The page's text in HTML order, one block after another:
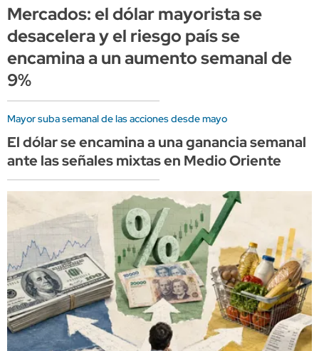
Mercados: el dólar mayorista se
desacelera y el riesgo país se
encamina a un aumento semanal de
9%
Mayor suba semanal de las acciones desde mayo
El dólar se encamina a una ganancia semanal
ante las señales mixtas en Medio Oriente